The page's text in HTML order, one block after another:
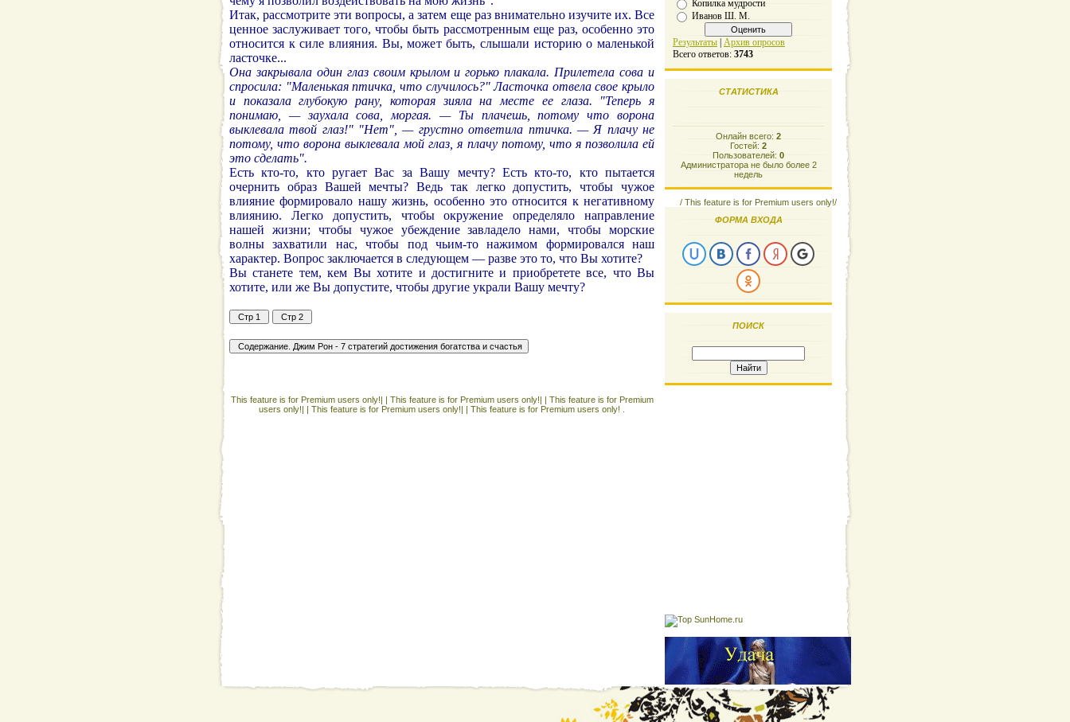
Итак, рассмотрите эти вопросы, а затем еще раз внимательно изучите их. Все
ценное заслуживает того, чтобы быть рассмотренным еще раз, особенно это
относится к силе влияния. Вы, может быть, слышали историю о маленькой
ласточке...
Она закрывала один глаз своим крылом и горько плакала. Прилетела сова и
спросила: "Маленькая птичка, что случилось?" Ласточка отвела свое крыло
и показала глубокую рану, которая зияла на месте ее глаза. "Теперь я
понимаю, — заухала сова, моргая. — Ты плачешь, потому что ворона
выклевала твой глаз!" "Нет", — грустно ответила птичка. — Я плачу не
потому, что ворона выклевала мой глаз, я плачу потому, что я позволила ей
это сделать".
Есть кто-то, кто ругает Вас за Вашу мечту? Есть кто-то, кто пытается
очернить образ Вашей мечты? Ведь так легко допустить, чтобы чужое
влияние формировало нашу жизнь, особенно это относится к негативному
влиянию. Легко допустить, чтобы окружение определяло направление
нашей жизни; чтобы чужое убеждение завладело нами, чтобы морские
волны захватили нас, чтобы под чьим-то нажимом формировался наш
характер. Вопрос заключается в следующем — разве это то, что Вы хотите?
Вы станете тем, кем Вы хотите и достигните и приобретете все, что Вы
хотите, или же Вы допустите, чтобы другие украли Вашу мечту?
This feature is for Premium users only!| | This feature is for Premium users only!| | This feature is for Premium
users only!| | This feature is for Premium users only!| | This feature is for Premium users only! .
Копилка мудрости
Иванов Ш. М.
Результаты Архив опросов
Всего ответов: 3743
СТАТИСТИКА
Онлайн всего: 2
Гостей: 2
Пользователей: 0
Администратора не было более 2
недель
/ This feature is for Premium users only!/
ФОРМА ВХОДА
ПОИСК